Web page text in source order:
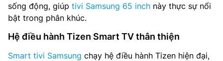
sống động, giúp tivi Samsung 65 inch này thực sự nổi
bật trong phân khúc.
Hệ điều hành Tizen Smart TV thân thiện
Smart tivi Samsung chạy hệ điều hành Tizen hiện đại,